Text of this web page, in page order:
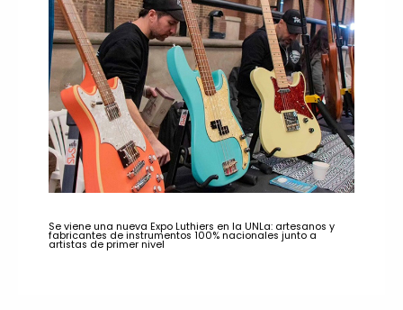
Se viene una nueva Expo Luthiers en la UNLa: artesanos y
fabricantes de instrumentos 100% nacionales junto a
artistas de primer nivel